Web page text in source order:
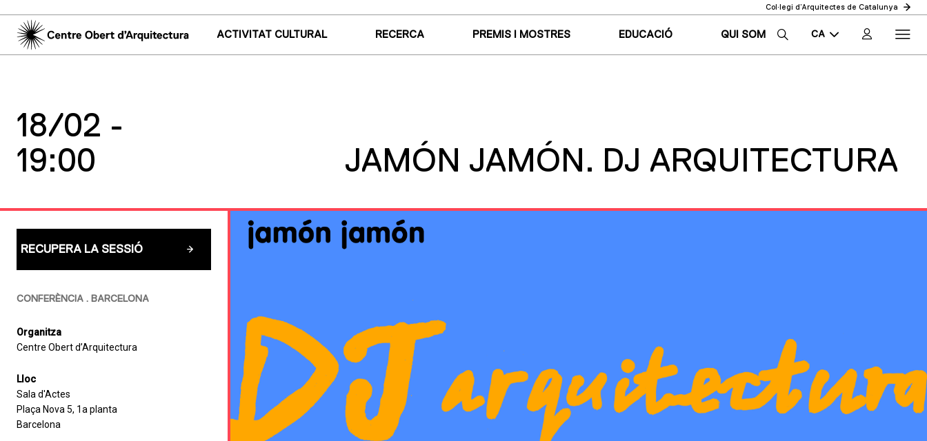
Col·legi d’Arquitectes de Catalunya
ACTIVITAT CULTURAL RECERCA PREMIS I MOSTRES EDUCACIÓ QUI SOM
CA
ES
18/02 -
19:00
JAMÓN JAMÓN. DJ ARQUITECTURA
RECUPERA LA SESSIÓ
CONFERÈNCIA . BARCELONA
Organitza
Centre Obert d’Arquitectura
Lloc
Sala d'Actes
Plaça Nova 5, 1a planta
Barcelona